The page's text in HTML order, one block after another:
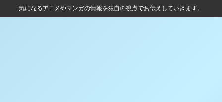
気になるアニメやマンガの情報を独自の視点でお伝えしていきます。